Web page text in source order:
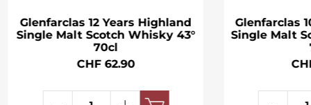
Glenfarclas 12 Years Highland
Single Malt Scotch Whisky 43°
70cl
CHF 62.90
Glenfarclas
Single Malt